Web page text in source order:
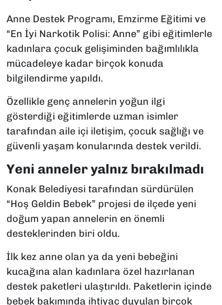
Anne Destek Programı, Emzirme Eğitimi ve
“En İyi Narkotik Polisi: Anne” gibi eğitimlerle
kadınlara çocuk gelişiminden bağımlılıkla
mücadeleye kadar birçok konuda
bilgilendirme yapıldı.
Özellikle genç annelerin yoğun ilgi
gösterdiği eğitimlerde uzman isimler
tarafından aile içi iletişim, çocuk sağlığı ve
güvenli yaşam konularında destek verildi.
Yeni anneler yalnız bırakılmadı
Konak Belediyesi tarafından sürdürülen
“Hoş Geldin Bebek” projesi de ilçede yeni
doğum yapan annelerin en önemli
desteklerinden biri oldu.
İlk kez anne olan ya da yeni bebeğini
kucağına alan kadınlara özel hazırlanan
destek paketleri ulaştırıldı. Paketlerin içinde
bebek bakımında ihtiyaç duyulan birçok